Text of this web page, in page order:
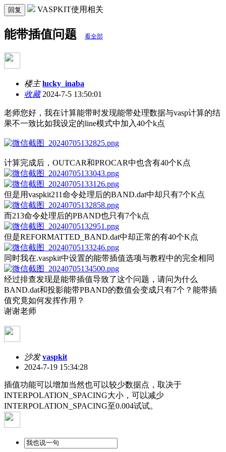
回复 VASPKIT使用相关
能带插值问题 看全部
楼主 lucky_inaba
收藏2024-7-5 13:50:01
老师您好，我在计算能带时发现能带处理数据与vasp计算的结
果不一致比如我设定的line模式中加入40个k点
计算完成后，OUTCAR和PROCAR中也含有40个K点
但是用vaspkit211命令处理后的BAND.dat中却只有7个K点
而213命令处理后的PBAND也只有7个k点
但是REFORMATTED_BAND.dat中却正常的有40个K点
同时我在.vaspkit中设置的能带插值选项与教程中的完全相同
经过排查发现是能带插值导致了这个问题，请问为什么
BAND.dat和投影能带PBAND的数值会变成只有7个？能带插
值究竟如何发挥作用？
谢谢老师
沙发 vaspkit
2024-7-19 15:34:28
插值功能可以增加当然也可以较少数据点，取决于
INTERPOLATION_SPACING大小，可以减少
INTERPOLATION_SPACING至0.004试试。